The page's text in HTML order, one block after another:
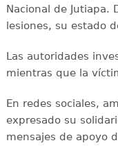
Nacional de Jutiapa.
lesiones, su estado
Las autoridades
mientras que la
En redes sociales,
expresado su
mensajes de apoyo